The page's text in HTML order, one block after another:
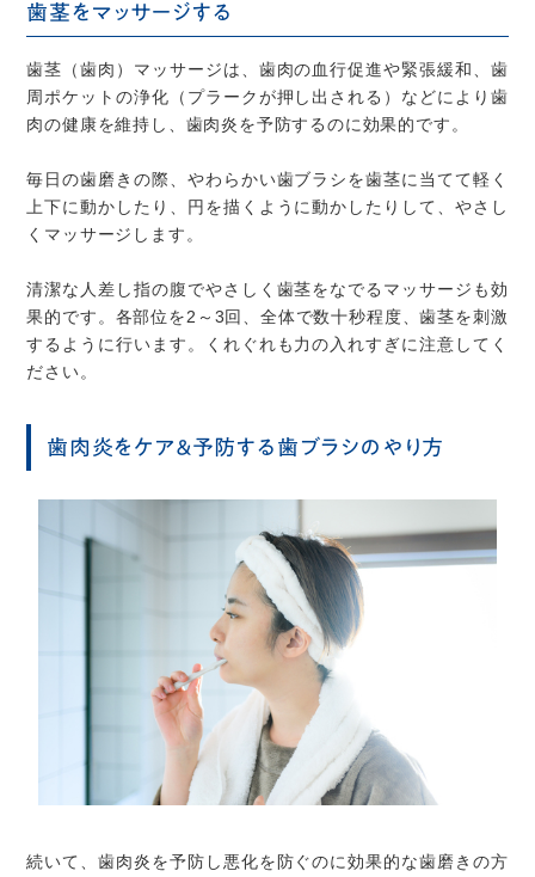
歯茎をマッサージする
歯茎（歯肉）マッサージは、歯肉の血行促進や緊張緩和、歯
周ポケットの浄化（プラークが押し出される）などにより歯
肉の健康を維持し、歯肉炎を予防するのに効果的です。
毎日の歯磨きの際、やわらかい歯ブラシを歯茎に当てて軽く
上下に動かしたり、円を描くように動かしたりして、やさし
くマッサージします。
清潔な人差し指の腹でやさしく歯茎をなでるマッサージも効
果的です。各部位を2～3回、全体で数十秒程度、歯茎を刺激
するように行います。くれぐれも力の入れすぎに注意してく
ださい。
歯肉炎をケア＆予防する歯ブラシのやり方
続いて、歯肉炎を予防し悪化を防ぐのに効果的な歯磨きの方